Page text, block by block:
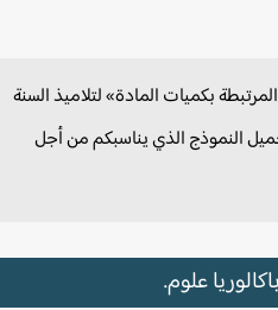
بكميات المادة» لتلاميذ السنة
النموذج الذي يناسبكم من أجل
علوم.